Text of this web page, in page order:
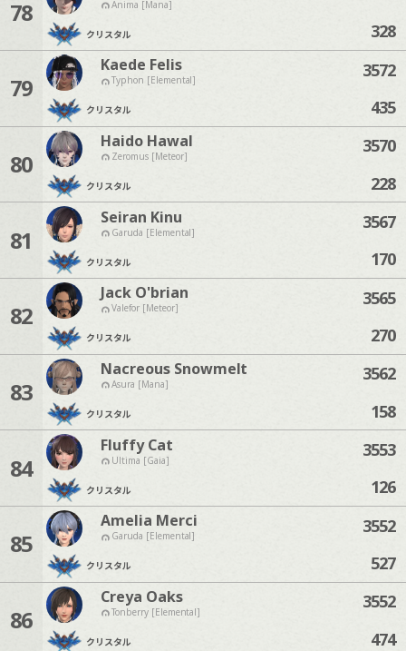
78 Anima [Mana]
クリスタル
328
79
Kaede Felis
Typhon [Elemental]
クリスタル
3572
435
80
Haido Hawal
Zeromus [Meteor]
クリスタル
3570
228
81
Seiran Kinu
Garuda [Elemental]
クリスタル
3567
170
82
Jack O'brian
Valefor [Meteor]
クリスタル
3565
270
83
Nacreous Snowmelt
Asura [Mana]
クリスタル
3562
158
84
Fluffy Cat
Ultima [Gaia]
クリスタル
3553
126
85
Amelia Merci
Garuda [Elemental]
クリスタル
3552
527
86
Creya Oaks
Tonberry [Elemental]
クリスタル
3552
474